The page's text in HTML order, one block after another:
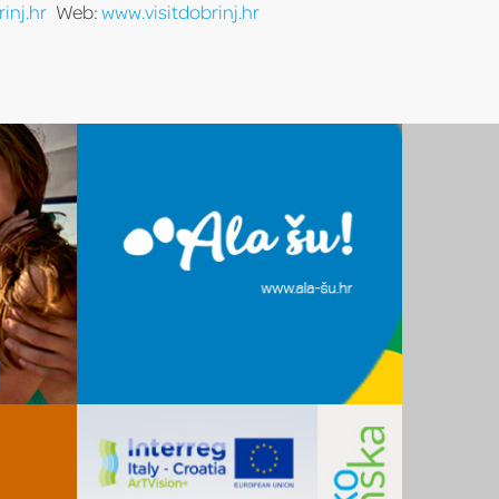
Web:www.visitdobrinj.hr